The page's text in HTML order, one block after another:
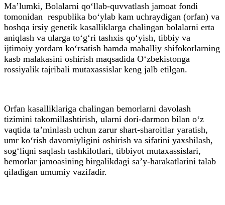
Ma’lumki, Bolalarni qo‘llab-quvvatlash jamoat fondi
tomonidan respublika bo‘ylab kam uchraydigan (orfan) va
boshqa irsiy genetik kasalliklarga chalingan bolalarni erta
aniqlash va ularga to‘g‘ri tashxis qo‘yish, tibbiy va
ijtimoiy yordam ko‘rsatish hamda mahalliy shifokorlarning
kasb malakasini oshirish maqsadida O‘zbekistonga
rossiyalik tajribali mutaxassislar keng jalb etilgan.
Orfan kasalliklariga chalingan bemorlarni davolash
tizimini takomillashtirish, ularni dori-darmon bilan o‘z
vaqtida ta’minlash uchun zarur shart-sharoitlar yaratish,
umr ko‘rish davomiyligini oshirish va sifatini yaxshilash,
sog‘liqni saqlash tashkilotlari, tibbiyot mutaxassislari,
bemorlar jamoasining birgalikdagi sa’y-harakatlarini talab
qiladigan umumiy vazifadir.